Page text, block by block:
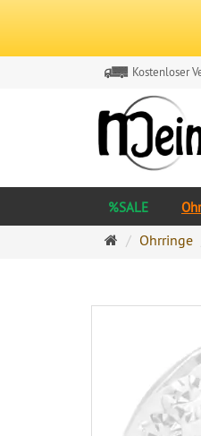
Kostenloser
%SALE
Ohrringe
Ohrringe